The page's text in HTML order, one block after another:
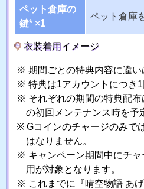
ペット倉庫の
鍵* ×1
ペット倉庫
衣装着用イメージ
期間ごとの特典内容に違い
特典は1アカウントにつき1
それぞれの期間の特典配
の初回メンテナンス時を予
Gコインのチャージのみで
はなりません。
キャンペーン期間中にチ
用が対象となります。
これまでに『晴空物語 あ